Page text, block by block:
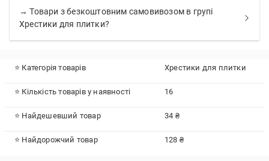
→ Товари з безкоштовним самовивозом в групі
Хрестики для плитки?
⭐ Категорія товарів Хрестики для плитки
⭐ Кількість товарів у наявності 16
⭐ Найдешевший товар 34 ₴
⭐ Найдорожчий товар 128 ₴